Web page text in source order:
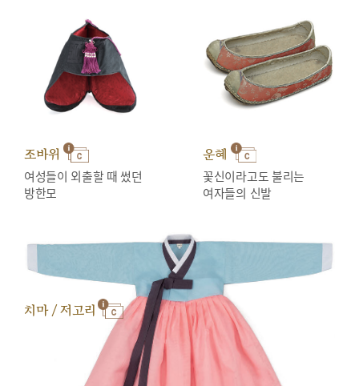
조바위
여성들이 외출할 때 썼던
방한모
운혜
꽃신이라고도 불리는
여자들의 신발
치마 / 저고리